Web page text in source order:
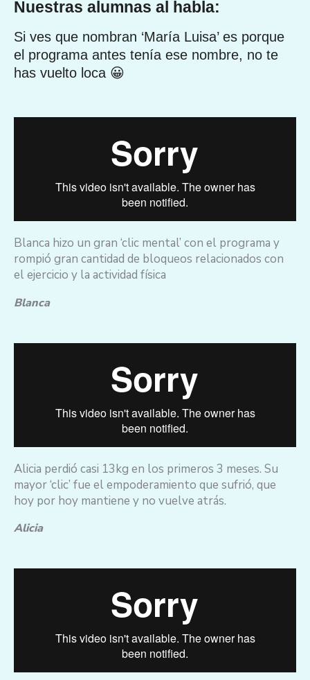
Nuestras alumnas al habla:
Si ves que nombran ‘María Luisa’ es porque
el programa antes tenía ese nombre, no te
has vuelto loca 😀
Blanca hizo un gran ‘clic mental’ con el programa y
rompió gran cantidad de bloqueos relacionados con
el ejercicio y la actividad física
Blanca
Alicia perdió casi 13kg en los primeros 3 meses. Su
mayor ‘clic’ fue el empoderamiento que sufrió, que
hoy por hoy mantiene y no vuelve atrás.
Alicia